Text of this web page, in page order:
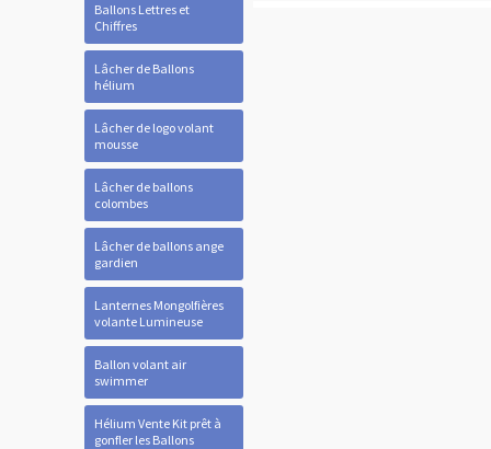
Ballons Lettres et
Chiffres
Lâcher de Ballons
hélium
Lâcher de logo volant
mousse
Lâcher de ballons
colombes
Lâcher de ballons ange
gardien
Lanternes Mongolfières
volante Lumineuse
Ballon volant air
swimmer
Hélium Vente Kit prêt à
gonfler les Ballons